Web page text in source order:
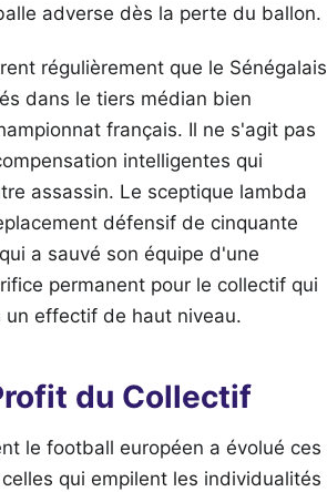
adverse dès la perte du ballon.
régulièrement que le Sénégalais
dans le tiers médian bien
français. Il ne s'agit pas
intelligentes qui
assassin. Le sceptique lambda
défensif de cinquante
a sauvé son équipe d'une
permanent pour le collectif qui
effectif de haut niveau.
du Collectif
le football européen a évolué ces
qui empilent les individualités